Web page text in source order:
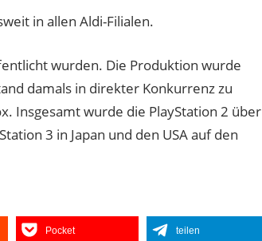
in allen Aldi-Filialen.
wurden. Die Produktion wurde
damals in direkter Konkurrenz zu
Insgesamt wurde die PlayStation 2 über
3 in Japan und den USA auf den
Pocket teilen